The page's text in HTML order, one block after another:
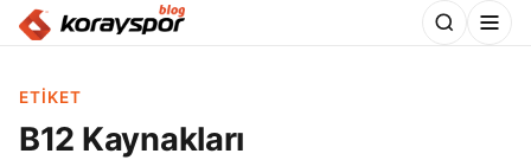
ETIKET
B12 Kaynakları